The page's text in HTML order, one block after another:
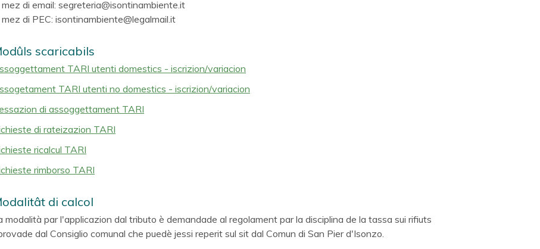
di email: segreteria@isontinambiente.it
di PEC: isontinambiente@legalmail.it
scaricabils
TARI utenti domestics - iscrizion/variacion
TARI utenti no domestics - iscrizion/variacion
di assoggettament TARI
di rateizazion TARI
ricalcul TARI
rimborso TARI
di calcol
modalità par l'applicazion dal tributo è demandade al regolament par la disciplina de la tassa sui rifiuts
dal Consiglio comunal che puedè jessi reperit sul sit dal Comun di San Pier d'Isonzo.